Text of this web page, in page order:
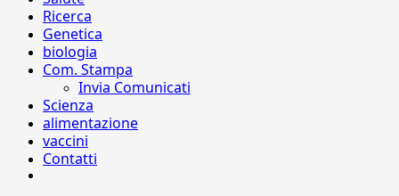
Ricerca
Genetica
biologia
Com. Stampa
Invia Comunicati
Scienza
alimentazione
vaccini
Contatti